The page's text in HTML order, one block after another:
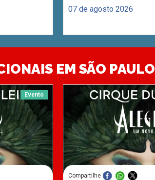
07 de agosto 2026
EM SÃO PAULO
Evento
Compartilhe